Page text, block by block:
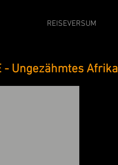
REISEVERSUM
- Ungezähmtes Afrika